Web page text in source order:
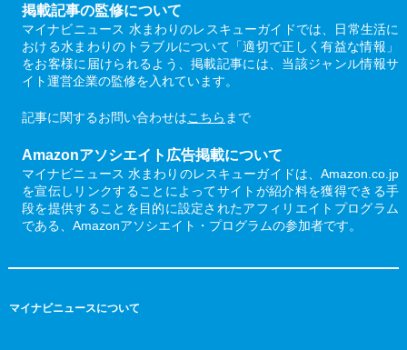
掲載記事の監修について
マイナビニュース 水まわりのレスキューガイドでは、日常生活に
おける水まわりのトラブルについて「適切で正しく有益な情報」
をお客様に届けられるよう、掲載記事には、当該ジャンル情報サ
イト運営企業の監修を入れています。
記事に関するお問い合わせはこちら まで
Amazonアソシエイト広告掲載について
マイナビニュース 水まわりのレスキューガイドは、Amazon.co.jp
を宣伝しリンクすることによってサイトが紹介料を獲得できる手
段を提供することを目的に設定されたアフィリエイトプログラム
である、Amazonアソシエイト・プログラムの参加者です。
マイナビニュースについて